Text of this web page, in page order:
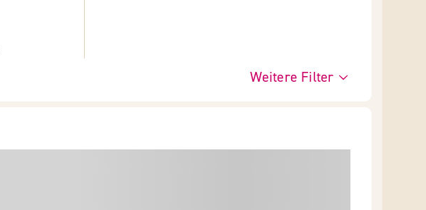
Weitere Filter